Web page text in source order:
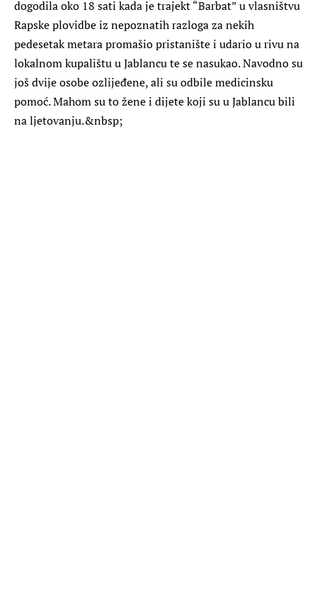
dogodila oko 18 sati kada je trajekt “Barbat” u vlasništvu
Rapske plovidbe iz nepoznatih razloga za nekih
pedesetak metara promašio pristanište i udario u rivu na
lokalnom kupalištu u Jablancu te se nasukao. Navodno su
još dvije osobe ozlijeđene, ali su odbile medicinsku
pomoć. Mahom su to žene i dijete koji su u Jablancu bili
na ljetovanju.&nbsp;